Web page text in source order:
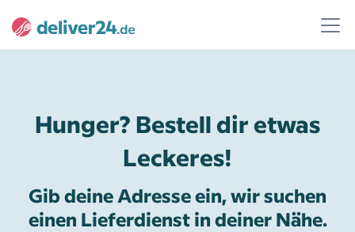
Hunger? Bestell dir etwas
Leckeres!
Gib deine Adresse ein, wir suchen
einen Lieferdienst in deiner Nähe.